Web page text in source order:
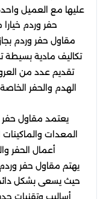
عليها مع العميل
حفر وردم خيارا
مقاول حفر وردم
تكاليف مادية بسيطة
تقديم عدد من
الهدم والحفر
يعتمد مقاول حفر
المعدات والماكينات
أعمال الحفر
يهتم مقاول حفر
حيث يسعى بشكل
أساليب وتقنيات